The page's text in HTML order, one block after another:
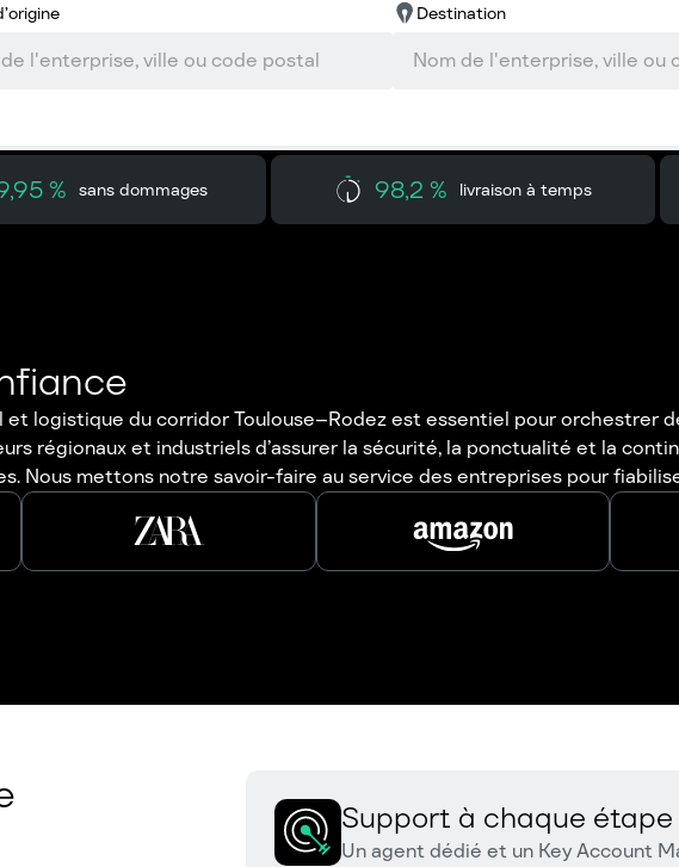
Destination
% sans dommages 98,2 % livraison à temps
logistique du corridor Toulouse–Rodez est essentiel pour orchestrer
régionaux et industriels d’assurer la sécurité, la ponctualité et la
Nous mettons notre savoir-faire au service des entreprises pour
Support à chaque étape
Un agent dédié et un Key Account